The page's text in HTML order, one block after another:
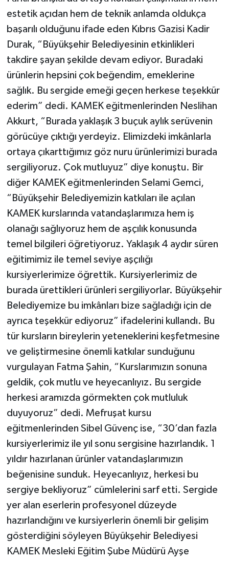
estetik açıdan hem de teknik anlamda oldukça
başarılı olduğunu ifade eden Kıbrıs Gazisi Kadir
Durak, “Büyükşehir Belediyesinin etkinlikleri
takdire şayan şekilde devam ediyor. Buradaki
ürünlerin hepsini çok beğendim, emeklerine
sağlık. Bu sergide emeği geçen herkese teşekkür
ederim” dedi. KAMEK eğitmenlerinden Neslihan
Akkurt, “Burada yaklaşık 3 buçuk aylık serüvenin
görücüye çıktığı yerdeyiz. Elimizdeki imkânlarla
ortaya çıkarttığımız göz nuru ürünlerimizi burada
sergiliyoruz. Çok mutluyuz” diye konuştu. Bir
diğer KAMEK eğitmenlerinden Selami Gemci,
“Büyükşehir Belediyemizin katkıları ile açılan
KAMEK kurslarında vatandaşlarımıza hem iş
olanağı sağlıyoruz hem de aşçılık konusunda
temel bilgileri öğretiyoruz. Yaklaşık 4 aydır süren
eğitimimiz ile temel seviye aşçılığı
kursiyerlerimize öğrettik. Kursiyerlerimiz de
burada ürettikleri ürünleri sergiliyorlar. Büyükşehir
Belediyemize bu imkânları bize sağladığı için de
ayrıca teşekkür ediyoruz” ifadelerini kullandı. Bu
tür kursların bireylerin yeteneklerini keşfetmesine
ve geliştirmesine önemli katkılar sunduğunu
vurgulayan Fatma Şahin, “Kurslarımızın sonuna
geldik, çok mutlu ve heyecanlıyız. Bu sergide
herkesi aramızda görmekten çok mutluluk
duyuyoruz” dedi. Mefruşat kursu
eğitmenlerinden Sibel Güvenç ise, “30’dan fazla
kursiyerlerimiz ile yıl sonu sergisine hazırlandık. 1
yıldır hazırlanan ürünler vatandaşlarımızın
beğenisine sunduk. Heyecanlıyız, herkesi bu
sergiye bekliyoruz” cümlelerini sarf etti. Sergide
yer alan eserlerin profesyonel düzeyde
hazırlandığını ve kursiyerlerin önemli bir gelişim
gösterdiğini söyleyen Büyükşehir Belediyesi
KAMEK Mesleki Eğitim Şube Müdürü Ayşe